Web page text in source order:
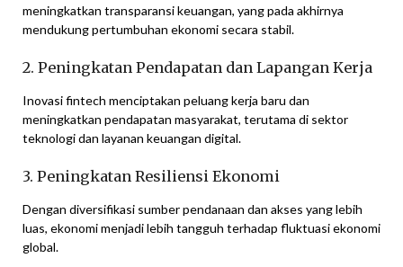
meningkatkan transparansi keuangan, yang pada akhirnya
mendukung pertumbuhan ekonomi secara stabil.
2. Peningkatan Pendapatan dan Lapangan Kerja
Inovasi fintech menciptakan peluang kerja baru dan
meningkatkan pendapatan masyarakat, terutama di sektor
teknologi dan layanan keuangan digital.
3. Peningkatan Resiliensi Ekonomi
Dengan diversifikasi sumber pendanaan dan akses yang lebih
luas, ekonomi menjadi lebih tangguh terhadap fluktuasi ekonomi
global.